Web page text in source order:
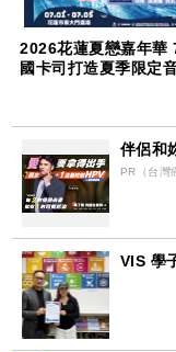
2026花蓮夏戀嘉年華
國卡司打造夏季限定
伴侶和
PR（台灣
VIS 學